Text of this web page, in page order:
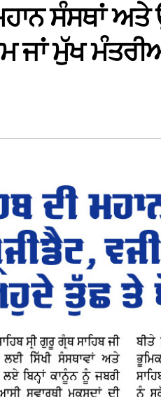
ਸੰਸਥਾਂ
ਜਾਂ ਮੁੱਖ